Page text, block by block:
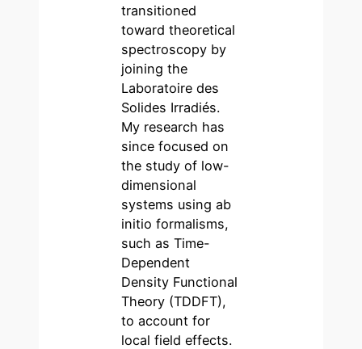
transitioned
toward theoretical
spectroscopy by
joining the
Laboratoire des
Solides Irradiés.
My research has
since focused on
the study of low-
dimensional
systems using ab
initio formalisms,
such as Time-
Dependent
Density Functional
Theory (TDDFT),
to account for
local field effects.